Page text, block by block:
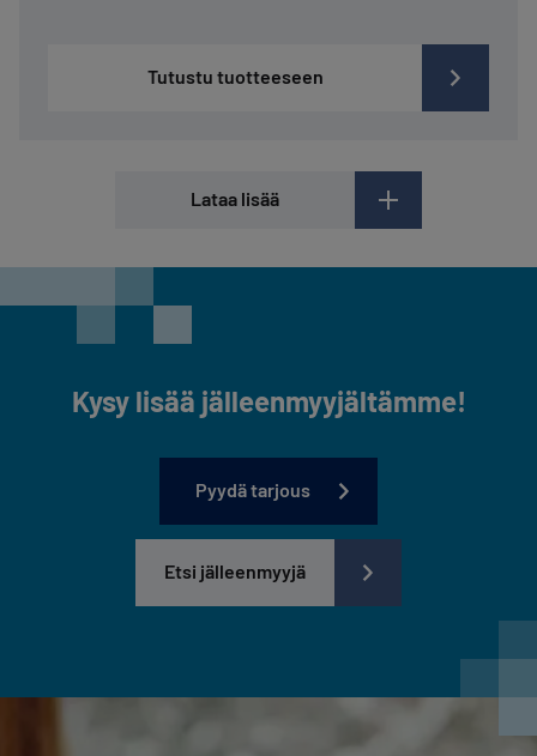
Tutustu tuotteeseen
Lataa lisää
Kysy lisää jälleenmyyjältämme!
Pyydä tarjous
Etsi jälleenmyyjä